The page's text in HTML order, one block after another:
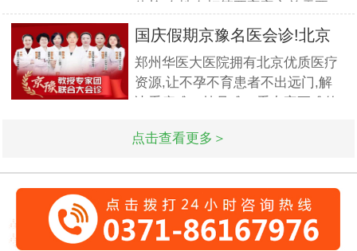
到医院做孕前检查,这样才能更好
的保证怀孕的诊疗率.有患者想了
解排卵障碍检查什么?怎么治疗?我
们来一起了解下. 排卵障碍检查什
国庆假期京豫名医会诊!北京
不孕
郑州华医大医院拥有北京优质医疗
资源,让不孕不育患者不出远门,解
决看病难、挂号难、看专家更难的
北京专家将与郑州华医大医院名医
生
点击查看更多＞